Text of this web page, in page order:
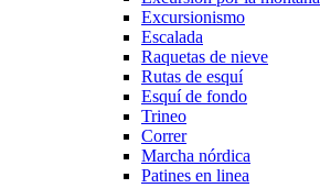
Excursionismo
Escalada
Raquetas de nieve
Rutas de esquí
Esquí de fondo
Trineo
Correr
Marcha nórdica
Patines en linea